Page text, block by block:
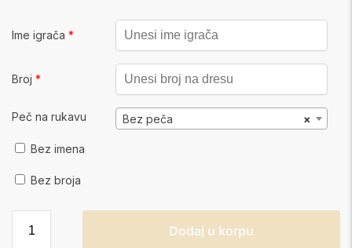
Ime igrača *
Broj *
Peč na rukavu ×
Bez peča
Bez imena
Bez broja
Dodaj u korpu